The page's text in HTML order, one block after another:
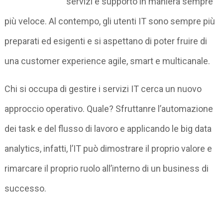
più veloce. Al contempo, gli utenti IT sono sempre più
preparati ed esigenti e si aspettano di poter fruire di
una customer experience agile, smart e multicanale.
Chi si occupa di gestire i servizi IT cerca un nuovo
approccio operativo. Quale? Sfruttanre l’automazione
dei task e del flusso di lavoro e applicando le big data
analytics, infatti, l’IT può dimostrare il proprio valore e
rimarcare il proprio ruolo all’interno di un business di
successo.